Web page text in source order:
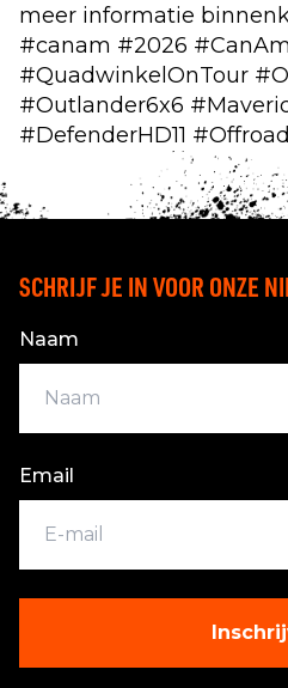
meer informatie
#canam #2026
#QuadwinkelOnTour
#Outlander6x6
#DefenderHD11
SCHRIJF JE IN VOOR ONZE
Naam
Email